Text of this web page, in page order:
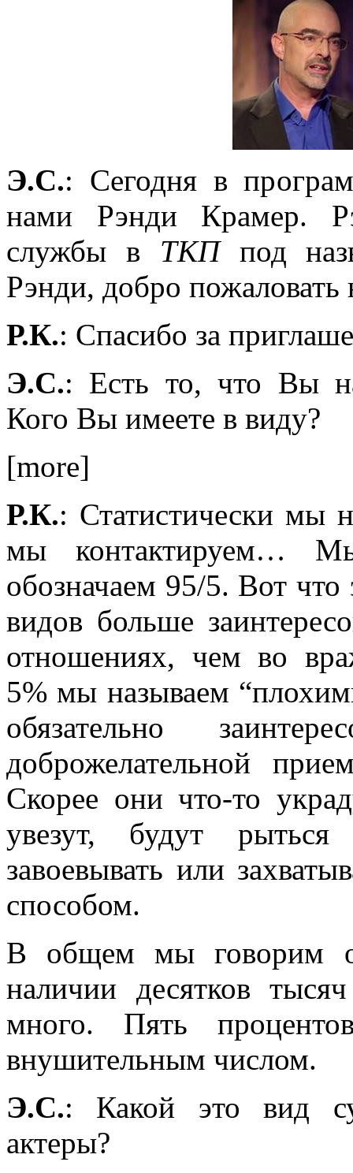
Э.С.: Сегодня в
нами Рэнди Крамер.
службы в ТКПпод
Рэнди, добро пожаловать
Р.К.: Спасибо за
Э.С.: Есть то, что Вы
Кого Вы имеете в виду?
[more]
Р.К.: Статистически мы
мы контактируем…
обозначаем 95/5. Вот что
видов больше
отношениях, чем во
5% мы называем
обязательно
доброжелательной
Скорее они что-то
увезут, будут рыться
завоевывать или
способом.
В общем мы говорим
наличии десятков
много. Пять
внушительным числом.
Э.С.: Какой это вид
актеры?